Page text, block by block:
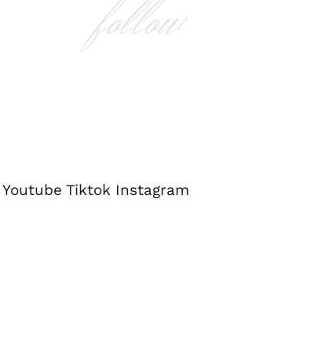
follow
Youtube Tiktok Instagram